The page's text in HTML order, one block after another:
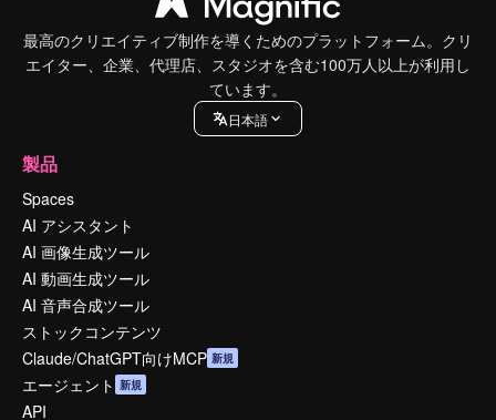
最高のクリエイティブ制作を導くためのプラットフォーム。クリ
エイター、企業、代理店、スタジオを含む100万人以上が利用し
ています。
日本語
製品
Spaces
AI アシスタント
AI 画像生成ツール
AI 動画生成ツール
AI 音声合成ツール
ストックコンテンツ
Claude/ChatGPT向けMCP 新規
エージェント 新規
API